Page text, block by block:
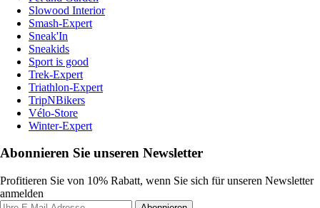
Slowood Interior
Smash-Expert
Sneak'In
Sneakids
Sport is good
Trek-Expert
Triathlon-Expert
TripNBikers
Vélo-Store
Winter-Expert
Abonnieren Sie unseren Newsletter
Profitieren Sie von 10% Rabatt, wenn Sie sich für unseren Newsletter
anmelden